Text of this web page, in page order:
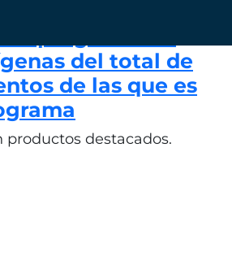
establecimientos
el programa de
del total de
de las que es
productos destacados.